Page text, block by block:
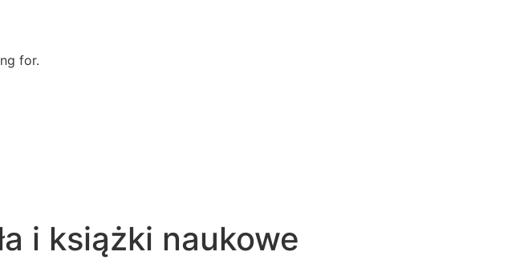
for.
i książki naukowe